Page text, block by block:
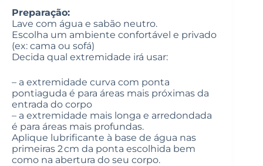
Preparação:
Lave com água e sabão neutro.
Escolha um ambiente confortável e privado
(ex: cama ou sofá)
Decida qual extremidade irá usar:
– a extremidade curva com ponta
pontiaguda é para áreas mais próximas da
entrada do corpo
– a extremidade mais longa e arredondada
é para áreas mais profundas.
Aplique lubrificante à base de água nas
primeiras 2 cm da ponta escolhida bem
como na abertura do seu corpo.